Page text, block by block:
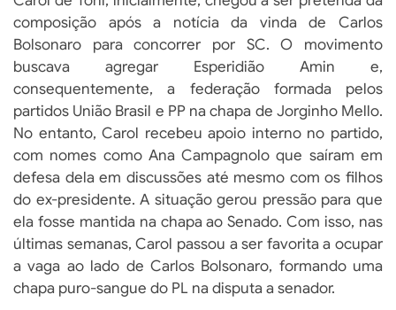
composição após a notícia da vinda de Carlos
Bolsonaro para concorrer por SC. O movimento
buscava agregar Esperidião Amin e,
consequentemente, a federação formada pelos
partidos União Brasil e PP na chapa de Jorginho Mello.
No entanto, Carol recebeu apoio interno no partido,
com nomes como Ana Campagnolo que saíram em
defesa dela em discussões até mesmo com os filhos
do ex-presidente. A situação gerou pressão para que
ela fosse mantida na chapa ao Senado. Com isso, nas
últimas semanas, Carol passou a ser favorita a ocupar
a vaga ao lado de Carlos Bolsonaro, formando uma
chapa puro-sangue do PL na disputa a senador.